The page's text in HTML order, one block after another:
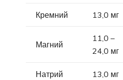
Кремний 13,0 мг
Магний
11,0 –
24,0 мг
Натрий 13,0 мг